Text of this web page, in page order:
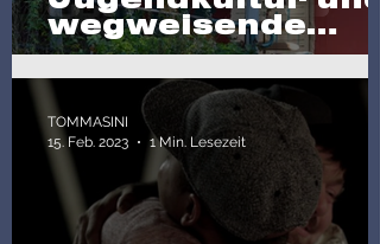
wegweisende
Entscheidungen:
Es lebe das
Tommasini!
TOMMASINI
15. Feb. 2023
1 Min. Lesezeit